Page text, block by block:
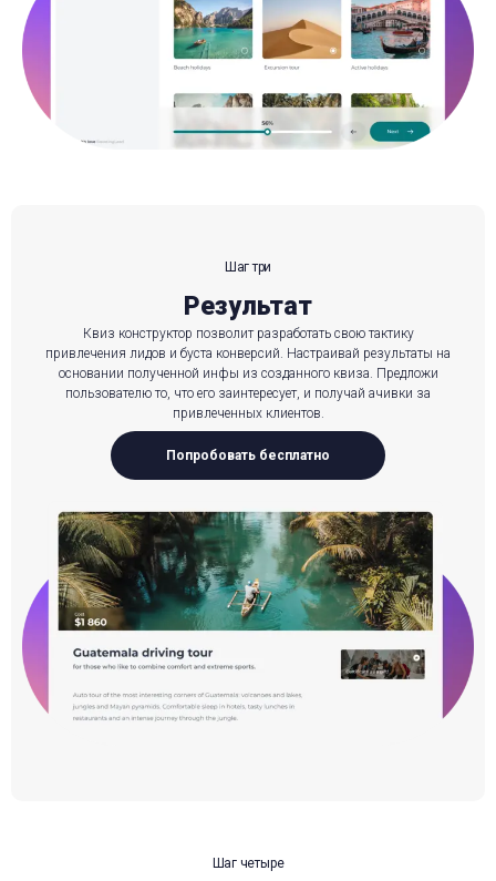
Шаг три
Результат
Квиз конструктор позволит разработать свою тактику
привлечения лидов и буста конверсий. Настраивай результаты на
основании полученной инфы из созданного квиза. Предложи
пользователю то, что его заинтересует, и получай ачивки за
привлеченных клиентов.
Попробовать бесплатно
Шаг четыре